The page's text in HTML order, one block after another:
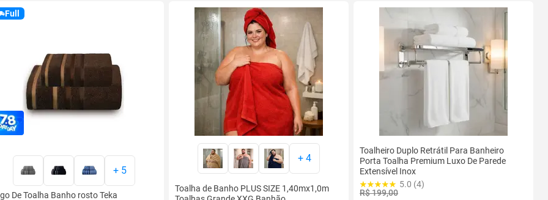
Full
+ 5
De Toalha Banho rosto Teka
+ 4
Toalha de Banho PLUS SIZE 1,40mx1,0m
Toalheiro Duplo Retrátil Para Banheiro
Porta Toalha Premium Luxo De Parede
Extensível Inox
5.0 (4)
R$ 199,00